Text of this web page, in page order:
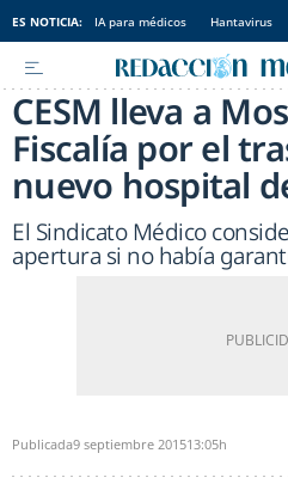
ES NOTICIA: IA para médicos Hantavirus
CESM lleva a
Fiscalía por el
nuevo hospital
El Sindicato Médico
apertura si no había
Publicada9 septiembre 201513:05h